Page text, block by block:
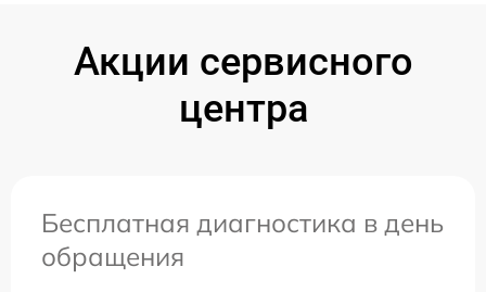
Акции сервисного
центра
Бесплатная диагностика в день
обращения